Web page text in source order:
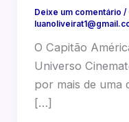
Deixe um comentário /
O Capitão
Universo
por mais de uma
[…]